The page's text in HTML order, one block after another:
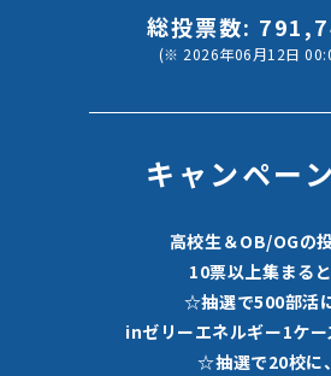
総投票数:
(※ 2026年06月12日
キャンペー
⾼校⽣＆OB/OGの
10票以上集まる
☆抽選で500部活に
inゼリーエネルギー1ケー
☆抽選で20校に、